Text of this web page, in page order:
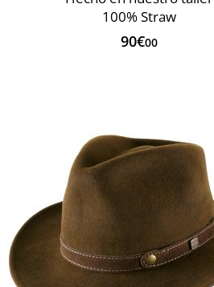
100% Straw
90€00